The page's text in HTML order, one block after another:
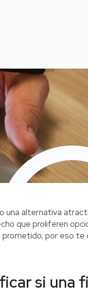
una alternativa
que proliferen
por eso te
si una